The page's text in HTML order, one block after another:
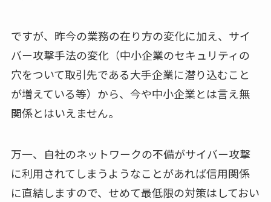
ですが、昨今の業務の在り方の変化に加え、サイ
バー攻撃手法の変化（中小企業のセキュリティの
穴をついて取引先である大手企業に潜り込むこと
が増えている等）から、今や中小企業とは言え無
関係とはいえません。
万一、自社のネットワークの不備がサイバー攻撃
に利用されてしまうようなことがあれば信用関係
に直結しますので、せめて最低限の対策はしておい